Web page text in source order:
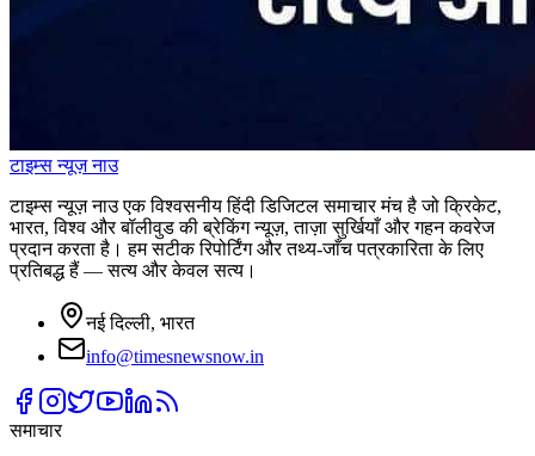
टाइम्सन्यूज़नाउ
टाइम्स न्यूज़ नाउ एक विश्वसनीय हिंदी डिजिटल समाचार मंच है जो क्रिकेट,
भारत, विश्व और बॉलीवुड की ब्रेकिंग न्यूज़, ताज़ा सुर्खियाँ और गहन कवरेज
प्रदान करता है। हम सटीक रिपोर्टिंग और तथ्य-जाँच पत्रकारिता के लिए
प्रतिबद्ध हैं — सत्य और केवल सत्य।
नई दिल्ली, भारत
info@timesnewsnow.in
समाचार